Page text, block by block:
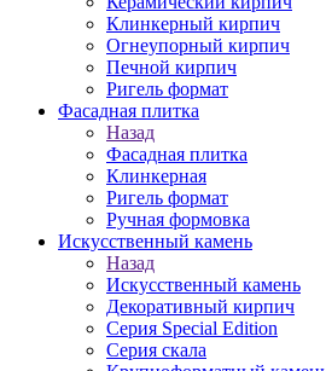
Клинкерный кирпич
Огнеупорный кирпич
Печной кирпич
Ригель формат
Фасадная плитка
Назад
Фасадная плитка
Клинкерная
Ригель формат
Ручная формовка
Искусственный камень
Назад
Искусственный камень
Декоративный кирпич
Серия Special Edition
Серия скала